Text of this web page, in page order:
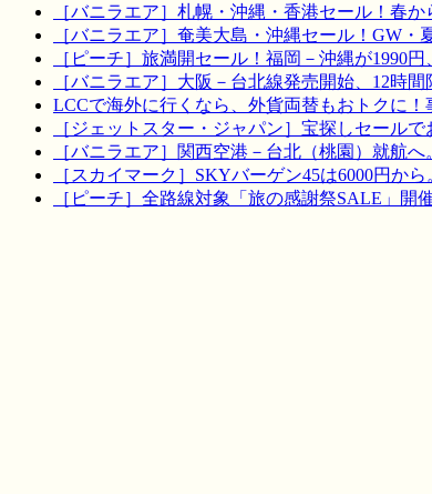
［バニラエア］札幌・沖縄・香港セール！春か
［バニラエア］奄美大島・沖縄セール！GW・
［ピーチ］旅満開セール！福岡－沖縄が1990
［バニラエア］大阪－台北線発売開始、12時間
LCCで海外に行くなら、外貨両替もおトクに！
［ジェットスター・ジャパン］宝探しセール
［バニラエア］関西空港－台北（桃園）就航
［スカイマーク］SKYバーゲン45は6000円か
［ピーチ］全路線対象「旅の感謝祭SALE」開催